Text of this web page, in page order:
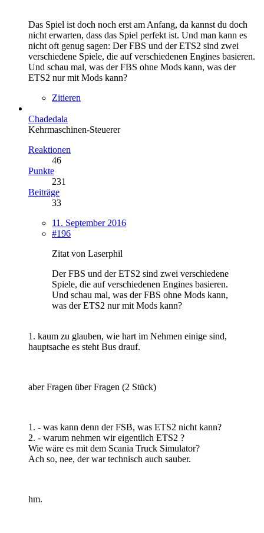
Das Spiel ist doch noch erst am Anfang, da kannst du doch
nicht erwarten, dass das Spiel perfekt ist. Und man kann es
nicht oft genug sagen: Der FBS und der ETS2 sind zwei
verschiedene Spiele, die auf verschiedenen Engines basieren.
Und schau mal, was der FBS ohne Mods kann, was der
ETS2 nur mit Mods kann?
Zitieren
Chadedala
Kehrmaschinen-Steuerer
Reaktionen
46
Punkte
231
Beiträge
33
11. September 2016
#196
Zitat von Laserphil
Der FBS und der ETS2 sind zwei verschiedene
Spiele, die auf verschiedenen Engines basieren.
Und schau mal, was der FBS ohne Mods kann,
was der ETS2 nur mit Mods kann?
1. kaum zu glauben, wie hart im Nehmen einige sind,
hauptsache es steht Bus drauf.
aber Fragen über Fragen (2 Stück)
1. - was kann denn der FSB, was ETS2 nicht kann?
2. - warum nehmen wir eigentlich ETS2 ?
Wie wäre es mit dem Scania Truck Simulator?
Ach so, nee, der war technisch auch sauber.
hm.